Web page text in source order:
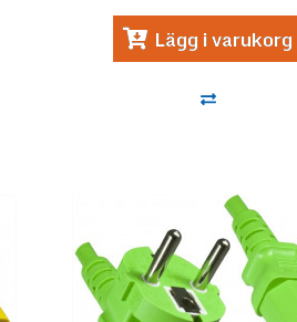
Lägg i varukorg